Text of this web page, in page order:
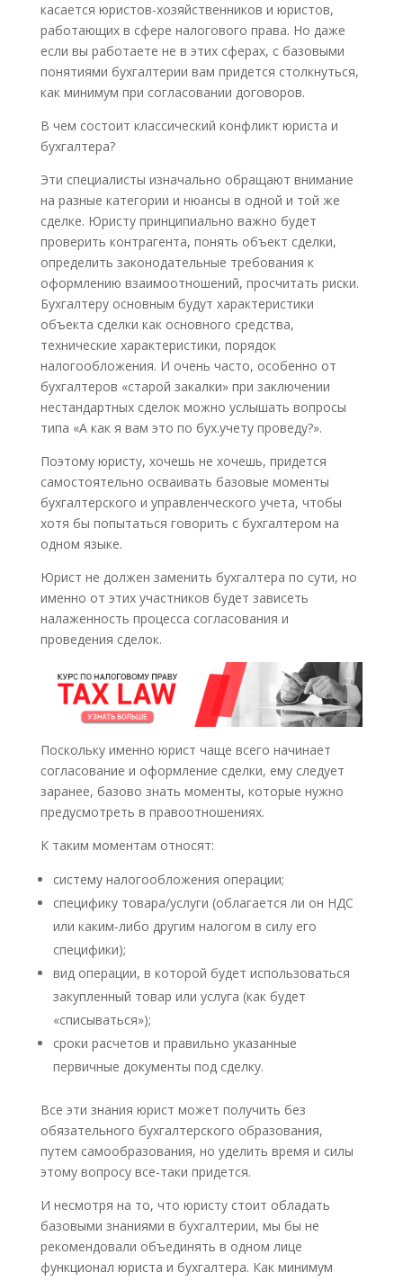
касается юристов-хозяйственников и юристов,
работающих в сфере налогового права. Но даже
если вы работаете не в этих сферах, с базовыми
понятиями бухгалтерии вам придется столкнуться,
как минимум при согласовании договоров.
В чем состоит классический конфликт юриста и
бухгалтера?
Эти специалисты изначально обращают внимание
на разные категории и нюансы в одной и той же
сделке. Юристу принципиально важно будет
проверить контрагента, понять объект сделки,
определить законодательные требования к
оформлению взаимоотношений, просчитать риски.
Бухгалтеру основным будут характеристики
объекта сделки как основного средства,
технические характеристики, порядок
налогообложения. И очень часто, особенно от
бухгалтеров «старой закалки» при заключении
нестандартных сделок можно услышать вопросы
типа «А как я вам это по бух.учету проведу?».
Поэтому юристу, хочешь не хочешь, придется
самостоятельно осваивать базовые моменты
бухгалтерского и управленческого учета, чтобы
хотя бы попытаться говорить с бухгалтером на
одном языке.
Юрист не должен заменить бухгалтера по сути, но
именно от этих участников будет зависеть
налаженность процесса согласования и
проведения сделок.
Поскольку именно юрист чаще всего начинает
согласование и оформление сделки, ему следует
заранее, базово знать моменты, которые нужно
предусмотреть в правоотношениях.
К таким моментам относят:
систему налогообложения операции;
специфику товара/услуги (облагается ли он НДС
или каким-либо другим налогом в силу его
специфики);
вид операции, в которой будет использоваться
закупленный товар или услуга (как будет
«списываться»);
сроки расчетов и правильно указанные
первичные документы под сделку.
Все эти знания юрист может получить без
обязательного бухгалтерского образования,
путем самообразования, но уделить время и силы
этому вопросу все-таки придется.
И несмотря на то, что юристу стоит обладать
базовыми знаниями в бухгалтерии, мы бы не
рекомендовали объединять в одном лице
функционал юриста и бухгалтера. Как минимум